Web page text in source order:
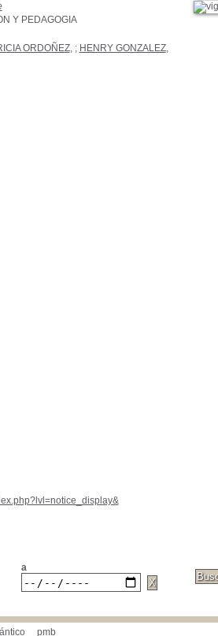
Y PEDAGOGIA
ORDOÑEZ, ; HENRY GONZALEZ,
a
pmb